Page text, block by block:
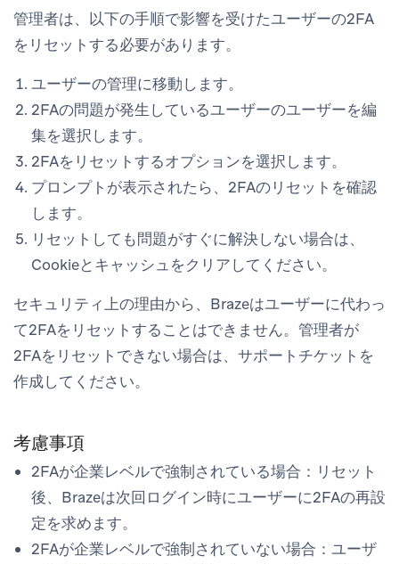
管理者は、以下の手順で影響を受けたユーザーの2FA
をリセットする必要があります。
ユーザーの管理に移動します。
2FAの問題が発生しているユーザーのユーザーを編
集を選択します。
2FAをリセットするオプションを選択します。
プロンプトが表示されたら、2FAのリセットを確認
します。
リセットしても問題がすぐに解決しない場合は、
Cookieとキャッシュをクリアしてください。
セキュリティ上の理由から、Brazeはユーザーに代わっ
て2FAをリセットすることはできません。管理者が
2FAをリセットできない場合は、サポートチケットを
作成してください。
考慮事項
2FAが企業レベルで強制されている場合：リセット
後、Brazeは次回ログイン時にユーザーに2FAの再設
定を求めます。
2FAが企業レベルで強制されていない場合：ユーザ